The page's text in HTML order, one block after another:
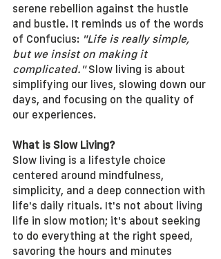
serene rebellion against the hustle
and bustle. It reminds us of the words
of Confucius: "Life is really simple,
but we insist on making it
complicated." Slow living is about
simplifying our lives, slowing down our
days, and focusing on the quality of
our experiences.
What is Slow Living?
Slow living is a lifestyle choice
centered around mindfulness,
simplicity, and a deep connection with
life's daily rituals. It's not about living
life in slow motion; it's about seeking
to do everything at the right speed,
savoring the hours and minutes